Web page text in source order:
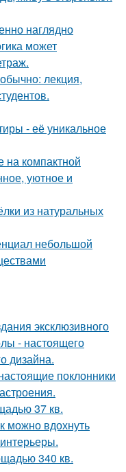
наглядно
может
лекция,
- её уникальное
на компактной
уютное и
из натуральных
небольшой
эксклюзивного
- настоящего
дизайна.
поклонники
37 кв.
можно вдохнуть
340 кв.